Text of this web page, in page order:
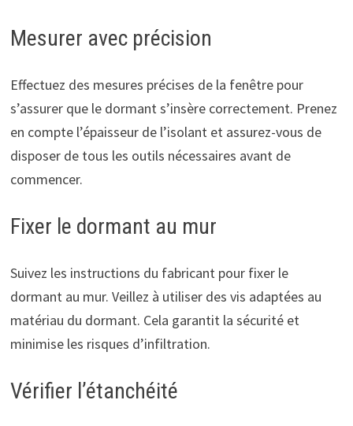
Mesurer avec précision
Effectuez des mesures précises de la fenêtre pour
s’assurer que le dormant s’insère correctement. Prenez
en compte l’épaisseur de l’isolant et assurez-vous de
disposer de tous les outils nécessaires avant de
commencer.
Fixer le dormant au mur
Suivez les instructions du fabricant pour fixer le
dormant au mur. Veillez à utiliser des vis adaptées au
matériau du dormant. Cela garantit la sécurité et
minimise les risques d’infiltration.
Vérifier l’étanchéité